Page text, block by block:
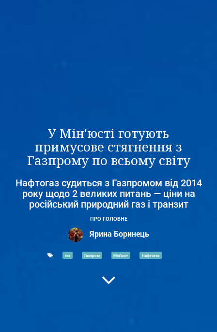
У Мін'юсті готують
примусове стягнення з
Газпрому по всьому світу
Нафтогаз судиться з Газпромом від 2014
року щодо 2 великих питань — ціни на
російський природний газ і транзит
ПРО ГОЛОВНЕ
Ярина Боринець
газ Газпром Мін'юст Нафтогаз